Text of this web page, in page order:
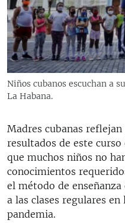
RADIO MARTÍ
ESPECIALES
ESPECIALES
LA REALIDAD DE LA
SER VIEJO EN CUBA
LOS SANTOS DE HIALEAH
DESINFORMACIÓN RUSA
LA INVASIÓN DE RUSIA A
MULTIMEDIA
EDITORIALES
Niños cubanos escuchan a
La Habana.
Madres cubanas
resultados de este
que muchos niños no
conocimientos
el método de
a las clases regulares
pandemia.